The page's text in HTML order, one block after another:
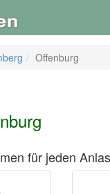
Offenburg
für jeden